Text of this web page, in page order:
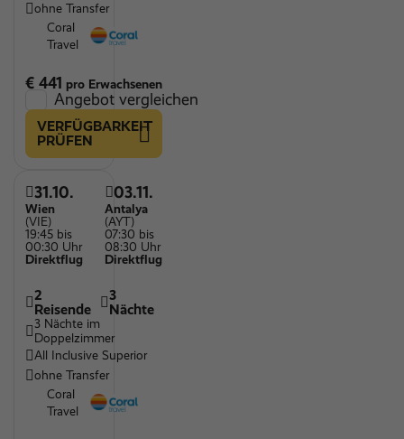
ohne Transfer
Coral
Travel
€ 441 pro Erwachsenen
Angebot vergleichen
VERFÜGBARKEIT
PRÜFEN
31.10.
Wien
(VIE)
19:45 bis
00:30 Uhr
Direktflug
03.11.
Antalya
(AYT)
07:30 bis
08:30 Uhr
Direktflug
2
Reisende
3
Nächte
3 Nächte im
Doppelzimmer
All Inclusive Superior
ohne Transfer
Coral
Travel